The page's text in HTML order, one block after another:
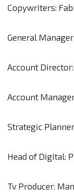
Copywriters:
General
Account
Account
Strategic
Head of Digital:
Tv Producer: